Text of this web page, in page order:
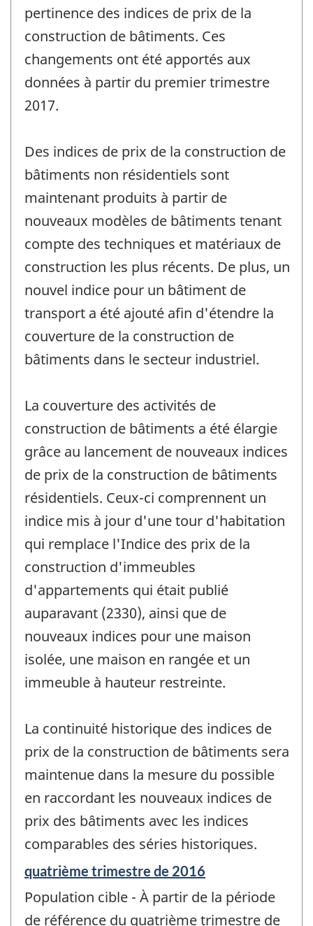
pertinence des indices de prix de la
construction de bâtiments. Ces
changements ont été apportés aux
données à partir du premier trimestre
2017.
Des indices de prix de la construction de
bâtiments non résidentiels sont
maintenant produits à partir de
nouveaux modèles de bâtiments tenant
compte des techniques et matériaux de
construction les plus récents. De plus, un
nouvel indice pour un bâtiment de
transport a été ajouté afin d'étendre la
couverture de la construction de
bâtiments dans le secteur industriel.
La couverture des activités de
construction de bâtiments a été élargie
grâce au lancement de nouveaux indices
de prix de la construction de bâtiments
résidentiels. Ceux-ci comprennent un
indice mis à jour d'une tour d'habitation
qui remplace l'Indice des prix de la
construction d'immeubles
d'appartements qui était publié
auparavant (2330), ainsi que de
nouveaux indices pour une maison
isolée, une maison en rangée et un
immeuble à hauteur restreinte.
La continuité historique des indices de
prix de la construction de bâtiments sera
maintenue dans la mesure du possible
en raccordant les nouveaux indices de
prix des bâtiments avec les indices
comparables des séries historiques.
Période
référence
de
quatrième trimestre de 2016
Population cible - À partir de la période
de référence du quatrième trimestre de